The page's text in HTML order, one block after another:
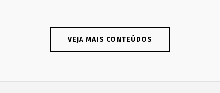
VEJA MAIS CONTEÚDOS